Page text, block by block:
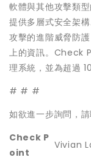
軟體與其他攻擊類
提供多層式安全架
攻擊的進階威脅防
上的資訊。Check
理系統，並為超過
# # #
如欲進一步詢問，請
Check P
oint
Vivian